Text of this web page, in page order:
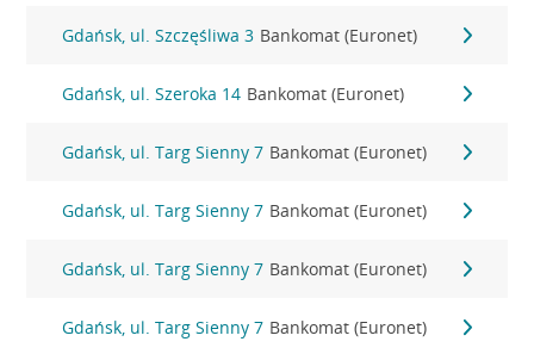
Gdańsk, ul. Szczęśliwa 3 Bankomat (Euronet)
Gdańsk, ul. Szeroka 14 Bankomat (Euronet)
Gdańsk, ul. Targ Sienny 7 Bankomat (Euronet)
Gdańsk, ul. Targ Sienny 7 Bankomat (Euronet)
Gdańsk, ul. Targ Sienny 7 Bankomat (Euronet)
Gdańsk, ul. Targ Sienny 7 Bankomat (Euronet)